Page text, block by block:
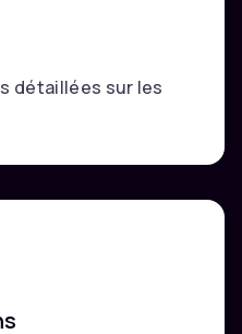
détaillées sur les